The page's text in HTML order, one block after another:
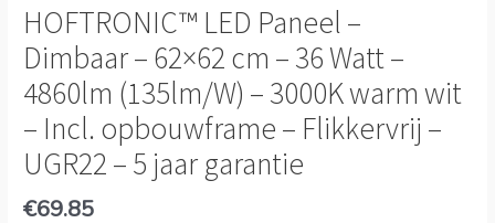
HOFTRONIC™ LED Paneel –
Dimbaar – 62×62 cm – 36 Watt –
4860lm (135lm/W) – 3000K warm wit
– Incl. opbouwframe – Flikkervrij –
UGR22 – 5 jaar garantie
€69.85